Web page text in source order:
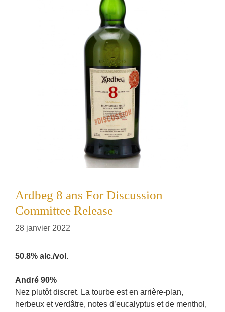
Ardbeg 8 ans For Discussion
Committee Release
28 janvier 2022
50.8% alc./vol.
André 90%
Nez plutôt discret. La tourbe est en arrière-plan,
herbeux et verdâtre, notes d’eucalyptus et de menthol,